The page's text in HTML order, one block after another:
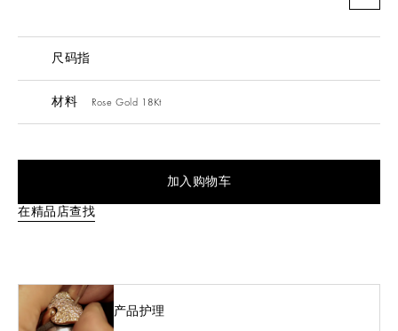
尺码指
材料 Rose Gold 18Kt
加入购物车
在精品店查找
产品护理